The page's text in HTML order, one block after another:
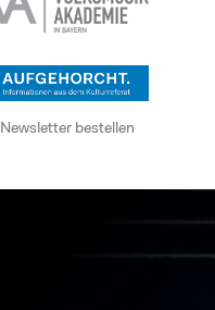
Newsletter bestellen